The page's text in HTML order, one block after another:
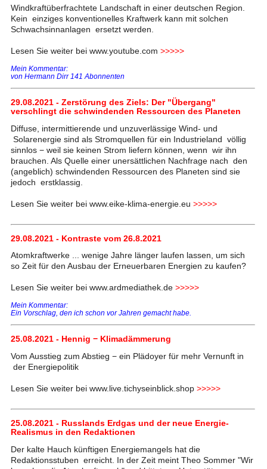
Windkraftüberfrachtete Landschaft in einer deutschen Region.
Kein einziges konventionelles Kraftwerk kann mit solchen
Schwachsinnanlagen ersetzt werden.
Lesen Sie weiter bei www.youtube.com >>>>>
Mein Kommentar:
von Hermann Dirr 141 Abonnenten
29.08.2021 - Zerstörung des Ziels: Der "Übergang"
verschlingt die schwindenden Ressourcen des Planeten
Diffuse, intermittierende und unzuverlässige Wind- und
Solarenergie sind als Stromquellen für ein Industrieland völlig
sinnlos − weil sie keinen Strom liefern können, wenn wir ihn
brauchen. Als Quelle einer unersättlichen Nachfrage nach den
(angeblich) schwindenden Ressourcen des Planeten sind sie
jedoch erstklassig.
Lesen Sie weiter bei www.eike-klima-energie.eu >>>>>
29.08.2021 - Kontraste vom 26.8.2021
Atomkraftwerke ... wenige Jahre länger laufen lassen, um sich
so Zeit für den Ausbau der Erneuerbaren Energien zu kaufen?
Lesen Sie weiter bei www.ardmediathek.de >>>>>
Mein Kommentar:
Ein Vorschlag, den ich schon vor Jahren gemacht habe.
25.08.2021 - Hennig − Klimadämmerung
Vom Ausstieg zum Abstieg − ein Plädoyer für mehr Vernunft in
der Energiepolitik
Lesen Sie weiter bei www.live.tichyseinblick.shop >>>>>
25.08.2021 - Russlands Erdgas und der neue Energie-
Realismus in den Redaktionen
Der kalte Hauch künftigen Energiemangels hat die
Redaktionsstuben erreicht. In der Zeit meint Theo Sommer "Wir